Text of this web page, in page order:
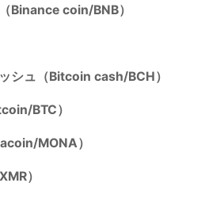
Binance coin/BNB）
シュ（Bitcoin cash/BCH）
BTC）
MONA）
）